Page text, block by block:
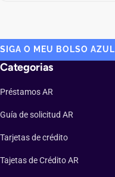
SIGA O MEU BOLSO AZUL
Categorias
Préstamos AR
Guía de solicitud AR
Tarjetas de crédito
Tajetas de Crédito AR